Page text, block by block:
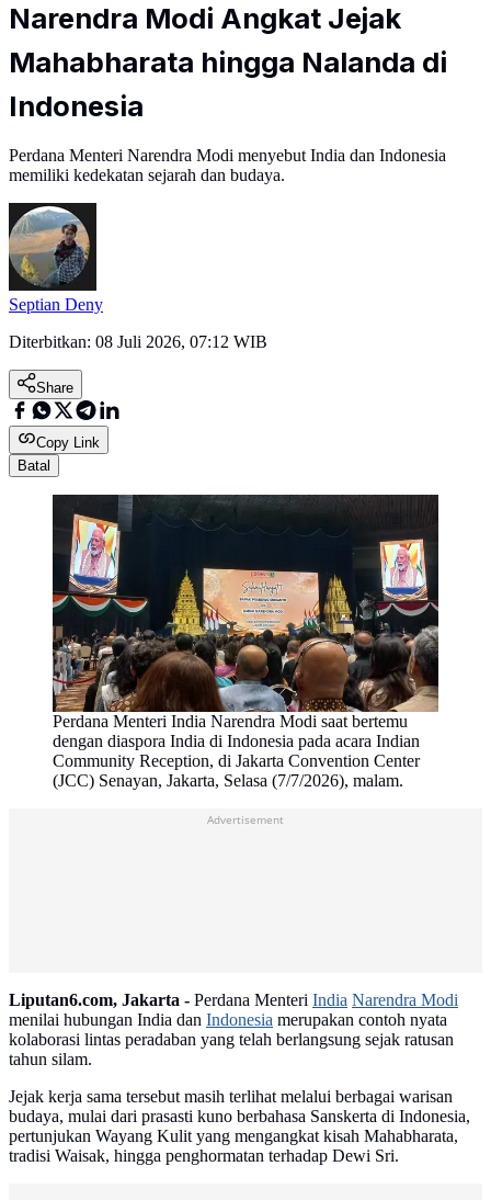
Narendra Modi Angkat Jejak
Mahabharata hingga Nalanda di
Indonesia
Perdana Menteri Narendra Modi menyebut India dan Indonesia
memiliki kedekatan sejarah dan budaya.
Septian Deny
Diterbitkan: 08 Juli 2026, 07:12 WIB
Share
Copy Link
Batal
Perdana Menteri India Narendra Modi saat bertemu
dengan diaspora India di Indonesia pada acara Indian
Community Reception, di Jakarta Convention Center
(JCC) Senayan, Jakarta, Selasa (7/7/2026), malam.
Advertisement
Liputan6.com, Jakarta - Perdana Menteri India Narendra Modi
menilai hubungan India dan Indonesia merupakan contoh nyata
kolaborasi lintas peradaban yang telah berlangsung sejak ratusan
tahun silam.
Jejak kerja sama tersebut masih terlihat melalui berbagai warisan
budaya, mulai dari prasasti kuno berbahasa Sanskerta di Indonesia,
pertunjukan Wayang Kulit yang mengangkat kisah Mahabharata,
tradisi Waisak, hingga penghormatan terhadap Dewi Sri.